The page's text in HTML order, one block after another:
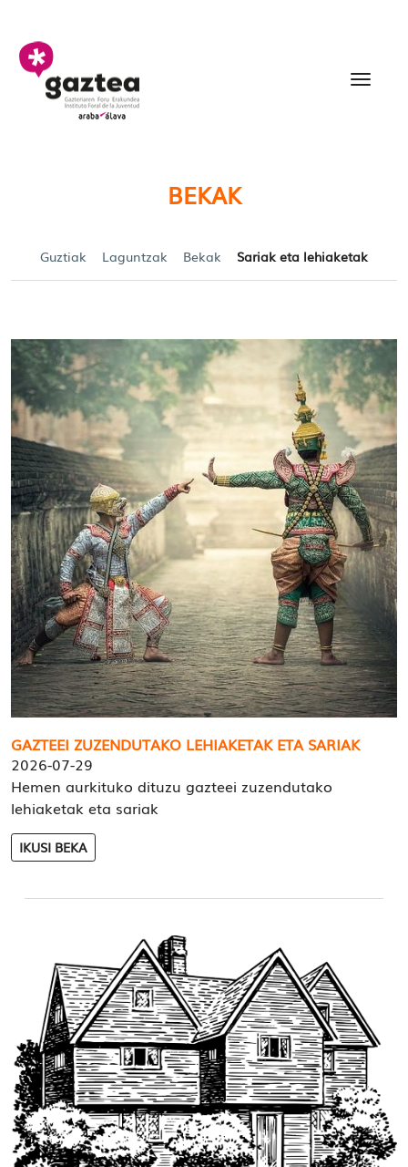
Eduki nagusira joan
BEKAK
Guztiak Laguntzak Bekak Sariak eta lehiaketak
GAZTEEI ZUZENDUTAKO LEHIAKETAK ETA SARIAK
2026-07-29
Hemen aurkituko dituzu gazteei zuzendutako
lehiaketak eta sariak
IKUSI BEKA